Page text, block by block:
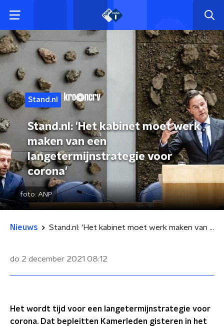
Stand.nl
Stand.nl: 'Het kabinet moet werk
maken van een
langetermijnstrategie voor
corona'
foto: ANP
Nieuws Stand.nl: 'Het kabinet moet werk maken van een langetermijnstrategie voor corona'
do 2 december 2021 08:12
Het wordt tijd voor een langetermijnstrategie voor
corona. Dat bepleitten Kamerleden gisteren in het